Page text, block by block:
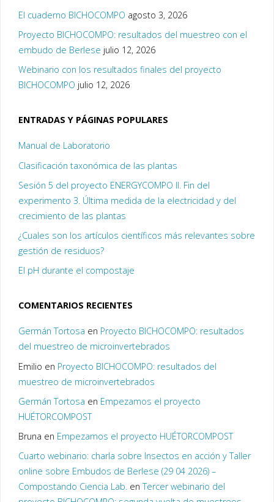
El cuaderno BICHOCOMPO agosto 3, 2026
Proyecto BICHOCOMPO: resultados del muestreo con el
embudo de Berlese julio 12, 2026
Webinario con los resultados finales del proyecto
BICHOCOMPO julio 12, 2026
ENTRADAS Y PÁGINAS POPULARES
Manual de Laboratorio
Clasificación taxonómica de las plantas
Sesión 5 del proyecto ENERGYCOMPO II. Fin del
experimento 3. Última medida de la electricidad y del
crecimiento de las plantas
¿Cuales son los artículos científicos más relevantes sobre
gestión de residuos?
El pH durante el compostaje
COMENTARIOS RECIENTES
Germán Tortosa en Proyecto BICHOCOMPO: resultados
del muestreo de microinvertebrados
Emilio en Proyecto BICHOCOMPO: resultados del
muestreo de microinvertebrados
Germán Tortosa en Empezamos el proyecto
HUÉTORCOMPOST
Bruna en Empezamos el proyecto HUÉTORCOMPOST
Cuarto webinario: charla sobre Insectos en acción y Taller
online sobre Embudos de Berlese (29 04 2026) –
Compostando Ciencia Lab.enTercer webinario del